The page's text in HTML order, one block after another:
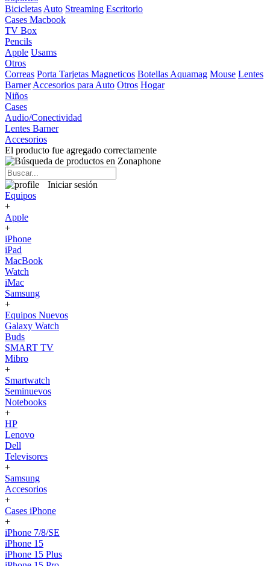
Bicicletas Auto Streaming Escritorio
Cases Macbook
TV Box
Pencils
Apple Usams
Otros
Correas Porta Tarjetas Magneticos Botellas Aquamag Mouse Lentes
Barner Accesorios para Auto Otros Hogar
Niños
Cases
Audio/Conectividad
Lentes Barner
Accesorios
El producto fue agregado correctamente
Iniciar sesión
Equipos
+
Apple
+
iPhone
iPad
MacBook
Watch
iMac
Samsung
+
Equipos Nuevos
Galaxy Watch
Buds
SMART TV
Mibro
+
Smartwatch
Seminuevos
Notebooks
+
HP
Lenovo
Dell
Televisores
+
Samsung
Accesorios
+
Cases iPhone
+
iPhone 7/8/SE
iPhone 15
iPhone 15 Plus